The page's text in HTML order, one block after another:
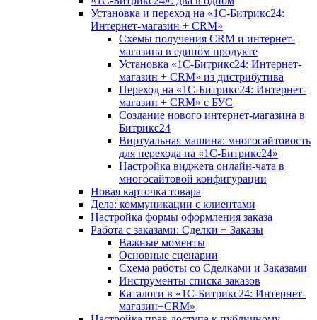
Установка и переход на «1С-Битрикс24:
Интернет-магазин + CRM»
Схемы получения CRM и интернет-
магазина в едином продукте
Установка «1С-Битрикс24: Интернет-
магазин + CRM» из дистрибутива
Переход на «1С-Битрикс24: Интернет-
магазин + CRM» с БУС
Создание нового интернет-магазина в
Битрикс24
Виртуальная машина: многосайтовость
для перехода на «1С-Битрикс24»
Настройка виджета онлайн-чата в
многосайтовой конфигурации
Новая карточка товара
Дела: коммуникации с клиентами
Настройка формы оформления заказа
Работа с заказами: Сделки + Заказы
Важные моменты
Основные сценарии
Схема работы со Сделками и Заказами
Инструменты списка заказов
Каталоги в «1С-Битрикс24: Интернет-
магазин+CRM»